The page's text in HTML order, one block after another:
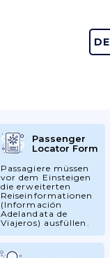
DE
Passenger
Locator Form
Passagiere müssen
vor dem Einsteigen
die erweiterten
Reiseinformationen
(Información
Adelandata de
Viajeros) ausfüllen.